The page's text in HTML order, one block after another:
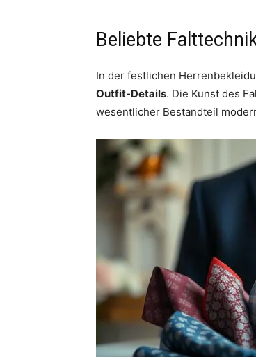
Beliebte
In der festlichen
Outfit-Details. Die Kunst des
wesentlicher Bestandteil